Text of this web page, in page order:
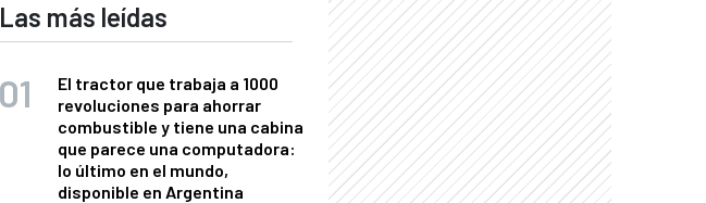
Las más leídas
El tractor que trabaja a 1000
revoluciones para ahorrar
combustible y tiene una cabina
que parece una computadora:
lo último en el mundo,
disponible en Argentina